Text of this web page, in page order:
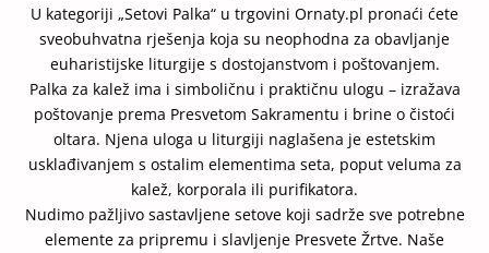
U kategoriji „Setovi Palka“ u trgovini Ornaty.pl pronaći ćete
sveobuhvatna rješenja koja su neophodna za obavljanje
euharistijske liturgije s dostojanstvom i poštovanjem.
Palka za kalež ima i simboličnu i praktičnu ulogu – izražava
poštovanje prema Presvetom Sakramentu i brine o čistoći
oltara. Njena uloga u liturgiji naglašena je estetskim
usklađivanjem s ostalim elementima seta, poput veluma za
kalež, korporala ili purifikatora.
Nudimo pažljivo sastavljene setove koji sadrže sve potrebne
elemente za pripremu i slavljenje Presvete Žrtve. Naše